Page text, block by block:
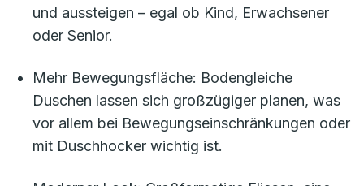
und aussteigen – egal ob Kind, Erwachsener
oder Senior.
Mehr Bewegungsfläche: Bodengleiche
Duschen lassen sich großzügiger planen, was
vor allem bei Bewegungseinschränkungen oder
mit Duschhocker wichtig ist.